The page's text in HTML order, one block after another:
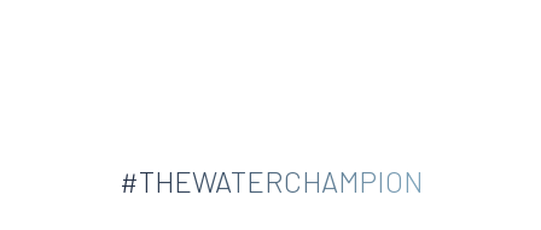
#THEWATERCHAMPION